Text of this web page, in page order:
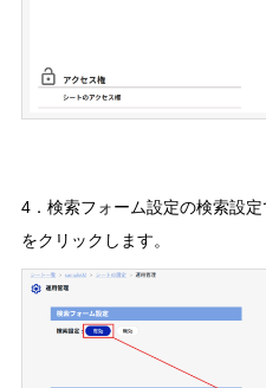
4．検索フォーム設定の検索設定
をクリックします。